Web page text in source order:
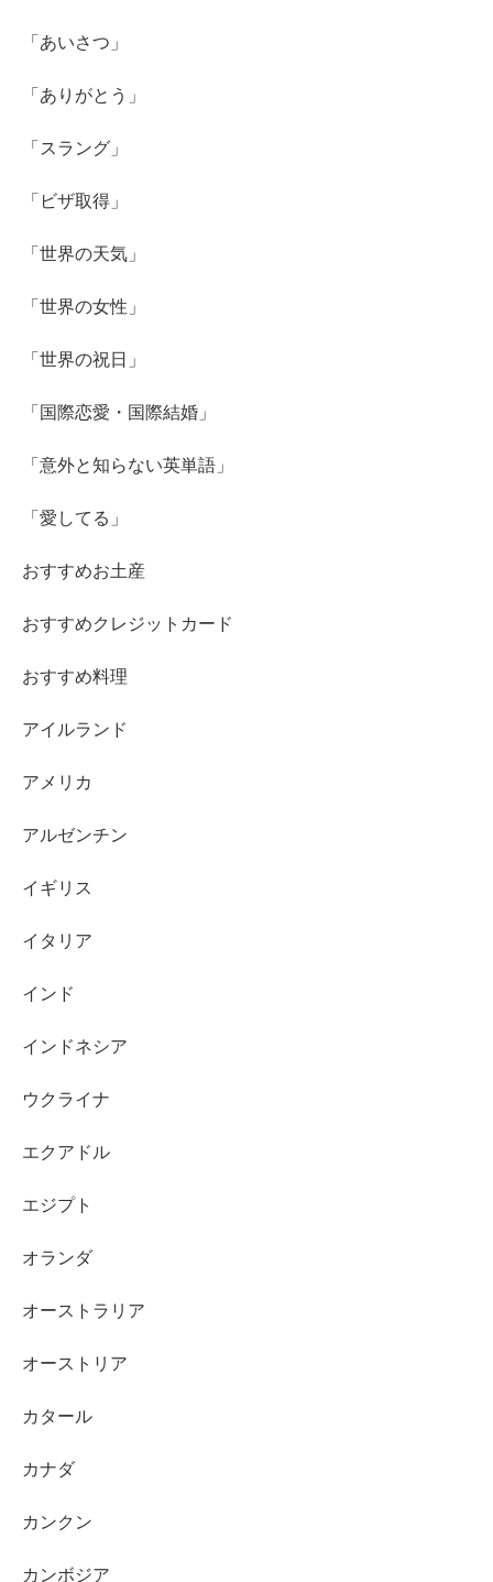
「あいさつ」
「ありがとう」
「スラング」
「ビザ取得」
「世界の天気」
「世界の女性」
「世界の祝日」
「国際恋愛・国際結婚」
「意外と知らない英単語」
「愛してる」
おすすめお土産
おすすめクレジットカード
おすすめ料理
アイルランド
アメリカ
アルゼンチン
イギリス
イタリア
インド
インドネシア
ウクライナ
エクアドル
エジプト
オランダ
オーストラリア
オーストリア
カタール
カナダ
カンクン
カンボジア